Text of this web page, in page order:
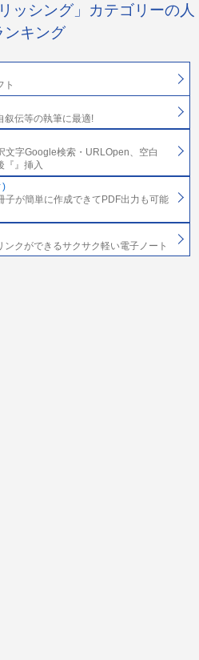
ッシング」カテゴリーの人
ンキング
ト
叙伝等の執筆に最適!
文字Google検索・URLOpen、空白
『』挿入
)
子が簡単に作成できてPDF出力も可能
クができるサクサク軽い電子ノート